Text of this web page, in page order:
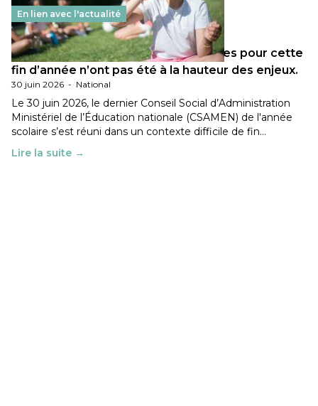
En lien avec l'actualité
Les décisions ministérielles attendues pour cette
fin d’année n’ont pas été à la hauteur des enjeux.
30 juin 2026 - National
Le 30 juin 2026, le dernier Conseil Social d’Administration
Ministériel de l’Éducation nationale (CSAMEN) de l'année
scolaire s’est réuni dans un contexte difficile de fin…
Lire la suite →